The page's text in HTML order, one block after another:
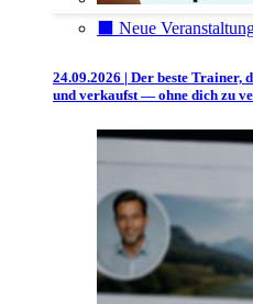
⬛️ Neue
24.09.2026 | Der beste Trainer,
und verkaufst — ohne dich zu